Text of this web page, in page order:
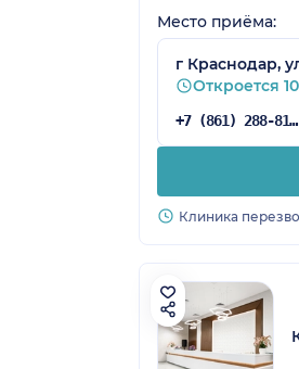
Место приёма:
г Краснодар,
Откроется
+7 (861) 288-81-65
Клиника